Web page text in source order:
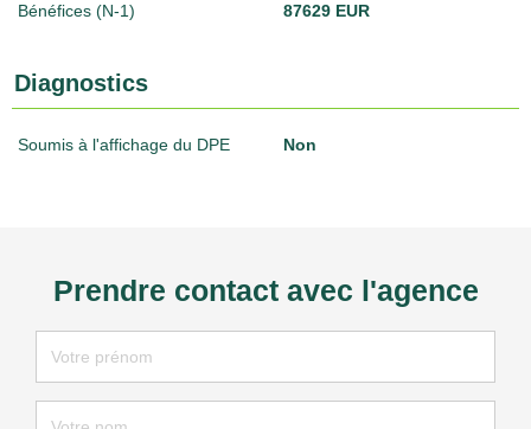
Bénéfices (N-1) 87629 EUR
Diagnostics
Soumis à l'affichage du DPE Non
Prendre contact avec l'agence